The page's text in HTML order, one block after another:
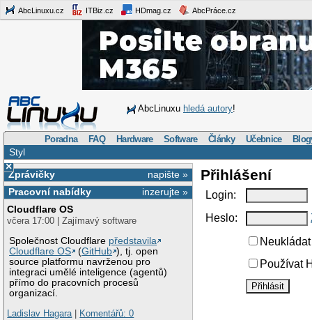
AbcLinuxu.cz ITBiz.cz HDmag.cz AbcPráce.cz
AbcLinuxu hledá autory!
Poradna FAQ Hardware Software Články Učebnice
Styl
×
napište »
Zprávičky
inzerujte »
Pracovní nabídky
Cloudflare OS
včera 17:00 | Zajímavý software
Společnost Cloudflare představila
Cloudflare OS
(GitHub ), tj. open
source platformu navrženou pro
integraci umělé inteligence (agentů)
přímo do pracovních procesů
organizací.
Ladislav Hagara| Komentářů: 0
Přihlášení
Login:
Heslo:
Používat